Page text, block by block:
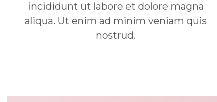
incididunt ut labore et dolore magna
aliqua. Ut enim ad minim veniam quis
nostrud.